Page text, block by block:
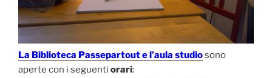
La Biblioteca Passepartout e l’aula studiosono
aperte con i seguenti orari: